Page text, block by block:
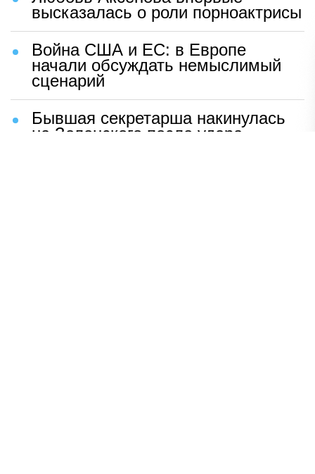
высказалась о роли порноактрисы
Война США и ЕС: в Европе
начали обсуждать немыслимый
сценарий
Бывшая секретарша накинулась
на Зеленского после удара